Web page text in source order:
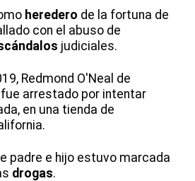
heredero de la fortuna de
con el abuso de
judiciales.
Redmond O'Neal de
arrestado por intentar
en una tienda de
padre e hijo estuvo marcada
drogas.